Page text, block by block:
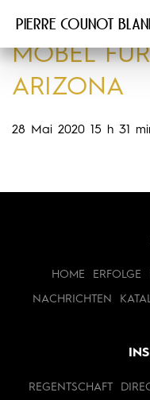
Pierre COUNOT
MÖBEL
ARIZONA
28 Mai 2020 15 h 31
HOME ERFOLGE
NACHRICHTEN
REGENTSCHAFT